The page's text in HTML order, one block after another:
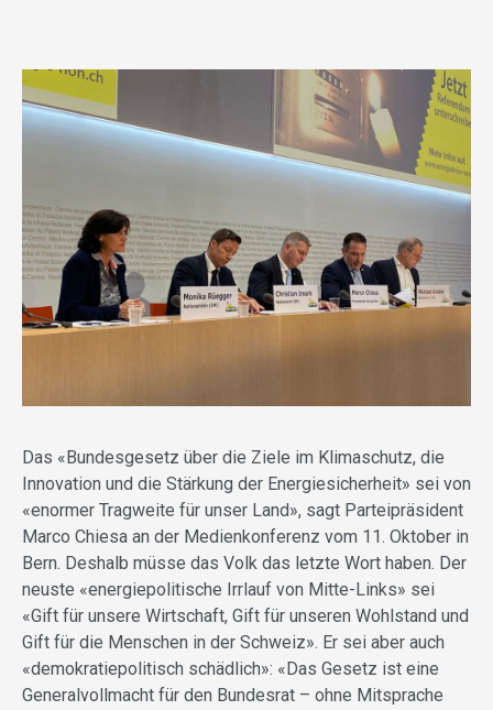
Das «Bundesgesetz über die Ziele im Klimaschutz, die
Innovation und die Stärkung der Energiesicherheit» sei von
«enormer Tragweite für unser Land», sagt Parteipräsident
Marco Chiesa an der Medienkonferenz vom 11. Oktober in
Bern. Deshalb müsse das Volk das letzte Wort haben. Der
neuste «energiepolitische Irrlauf von Mitte-Links» sei
«Gift für unsere Wirtschaft, Gift für unseren Wohlstand und
Gift für die Menschen in der Schweiz». Er sei aber auch
«demokratiepolitisch schädlich»: «Das Gesetz ist eine
Generalvollmacht für den Bundesrat – ohne Mitsprache